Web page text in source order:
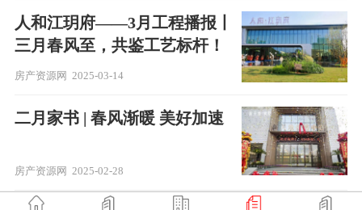
人和江玥府——3月工程播报丨
三月春风至，共鉴工艺标杆！
房产资源网 2025-03-14
二月家书 | 春风渐暖 美好加速
房产资源网 2025-02-28